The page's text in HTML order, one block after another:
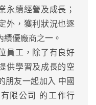
永續經營及成長；
外，獲利狀況也逐
績優廠商之一。
員工，除了有良好
供學習及成長的空
朋友一起加入 中國
限公司 的工作行